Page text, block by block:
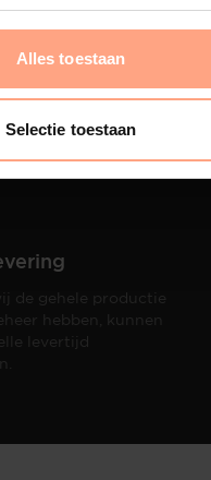
Alles toestaan
Selectie toestaan
van eerste schets tot
de gehele productie
hebben, kunnen
levertijd